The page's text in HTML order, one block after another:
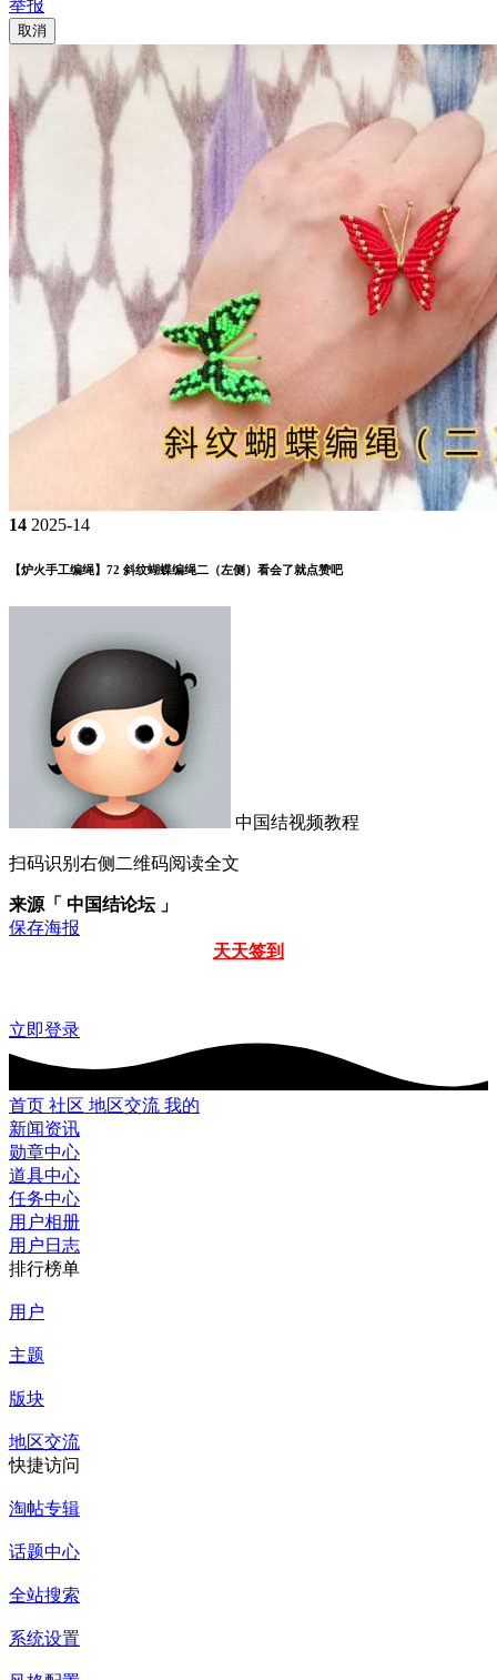
举报
取消
14 2025-14
【炉火手工编绳】72 斜纹蝴蝶编绳二（左侧）看会了就点赞吧
中国结视频教程
扫码识别右侧二维码阅读全文
来源「 中国结论坛 」
保存海报
天天签到
立即登录
首页 社区 地区交流 我的
新闻资讯
勋章中心
道具中心
任务中心
用户相册
用户日志
排行榜单
用户
主题
版块
地区交流
快捷访问
淘帖专辑
话题中心
全站搜索
系统设置